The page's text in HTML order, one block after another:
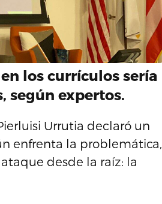
los currículos sería
según expertos.
Urrutia declaró un
enfrenta la problemática,
desde la raíz: la